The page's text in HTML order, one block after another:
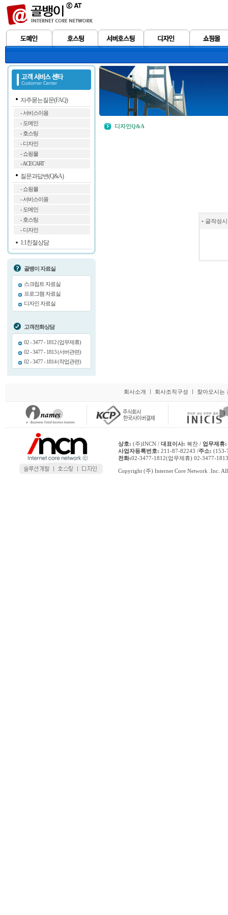
자주묻는질문(FAQ)
- 서비스이용
- 도메인
- 호스팅
- 디자인
- 쇼핑몰
- ACECART
질문과답변(Q&A)
- 쇼핑몰
- 서비스이용
- 도메인
- 호스팅
- 디자인
1:1친절상담
골뱅이 자료실
스크립트 자료실
프로그램 자료실
디자인 자료실
고객전화상담
02 - 3477 - 1812 (업무제휴)
02 - 3477 - 1813 (서버관련)
02 - 3477 - 1814 (작업관련)
디자인Q&A
• 글작성
회사소개 회사조직구성 찾아오시는
상호: (주)INCN / 대표이사: 복찬 / 업무제휴:
사업자등록번호: 211-87-82243 /주소: (153-
전화:02-3477-1812(업무제휴) 02-3477-
Copyright (주) Internet Core Network .Inc.